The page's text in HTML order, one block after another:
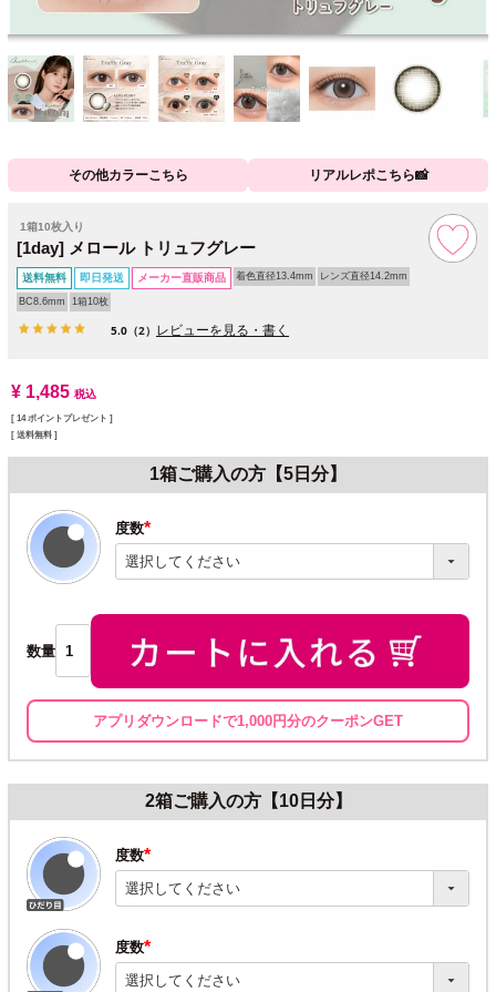
その他カラーこちら リアルレポこちら📸
1箱10枚入り
[1day] メロール トリュフグレー
送料無料 即日発送 メーカー直販商品 着色直径13.4mm レンズ直径14.2mm
BC8.6mm 1箱10枚
5.0 （2） レビューを見る・書く
¥ 1,485 税込
[ 14 ポイントプレゼント ]
送料無料
1箱ご購入の方【5日分】
度数
(必
須)
数量
アプリダウンロードで1,000円分のクーポンGET
2箱ご購入の方【10日分】
度数
(必
須)
度数
(必
須)